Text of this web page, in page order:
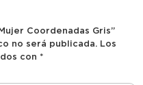
Coordenadas Gris”
no será publicada. Los
con *